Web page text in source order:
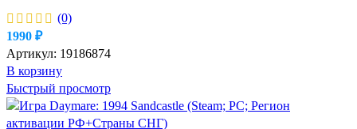
(0)
1990 ₽
Артикул: 19186874
В корзину
Быстрый просмотр